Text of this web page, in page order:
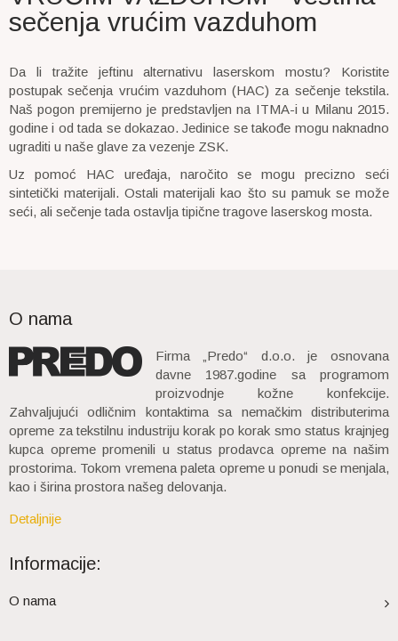
sečenja vrućim vazduhom
Da li tražite jeftinu alternativu laserskom mostu? Koristite
postupak sečenja vrućim vazduhom (HAC) za sečenje tekstila.
Naš pogon premijerno je predstavljen na ITMA-i u Milanu 2015.
godine i od tada se dokazao. Jedinice se takođe mogu naknadno
ugraditi u naše glave za vezenje ZSK.
Uz pomoć HAC uređaja, naročito se mogu precizno seći
sintetički materijali. Ostali materijali kao što su pamuk se može
seći, ali sečenje tada ostavlja tipične tragove laserskog mosta.
O nama
Firma „Predo“ d.o.o. je osnovana
davne 1987.godine sa programom
proizvodnje kožne konfekcije.
Zahvaljujući odličnim kontaktima sa nemačkim distributerima
opreme za tekstilnu industriju korak po korak smo status krajnjeg
kupca opreme promenili u status prodavca opreme na našim
prostorima. Tokom vremena paleta opreme u ponudi se menjala,
kao i širina prostora našeg delovanja.
Detaljnije
Informacije:
O nama